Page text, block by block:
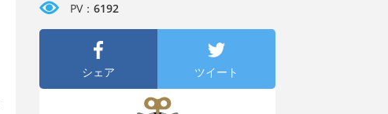
PV： 6192
シェア ツイート